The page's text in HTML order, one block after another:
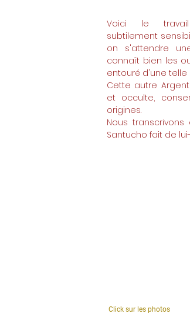
Voici le
subtilement
on s'attendre
connaît bien les
entouré d'une telle
Cette autre
et occulte,
origines.
Nous
Santucho fait de
Click sur les photos